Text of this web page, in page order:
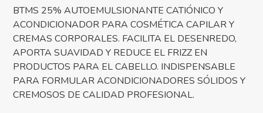
BTMS 25% AUTOEMULSIONANTE CATIÓNICO Y
ACONDICIONADOR PARA COSMÉTICA CAPILAR Y
CREMAS CORPORALES. FACILITA EL DESENREDO,
APORTA SUAVIDAD Y REDUCE EL FRIZZ EN
PRODUCTOS PARA EL CABELLO. INDISPENSABLE
PARA FORMULAR ACONDICIONADORES SÓLIDOS Y
CREMOSOS DE CALIDAD PROFESIONAL.